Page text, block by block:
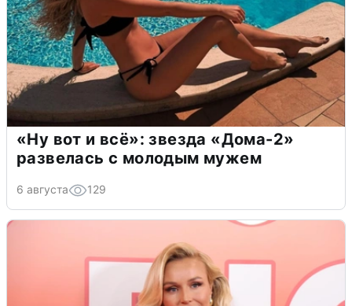
«Ну вот и всё»: звезда «Дома-2»
развелась с молодым мужем
6 августа 129